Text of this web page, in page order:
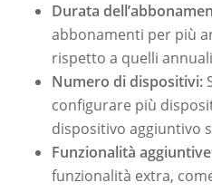
Durata
abbonamenti per più
rispetto a quelli
Numero di dispositivi:
configurare più
dispositivo aggiuntivo
Funzionalità
funzionalità extra,